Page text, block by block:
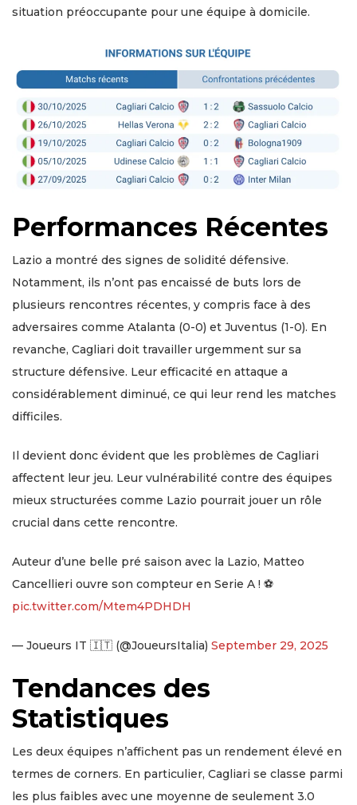
situation préoccupante pour une équipe à domicile.
Performances Récentes
Lazio a montré des signes de solidité défensive.
Notamment, ils n’ont pas encaissé de buts lors de
plusieurs rencontres récentes, y compris face à des
adversaires comme Atalanta (0-0) et Juventus (1-0). En
revanche, Cagliari doit travailler urgemment sur sa
structure défensive. Leur efficacité en attaque a
considérablement diminué, ce qui leur rend les matches
difficiles.
Il devient donc évident que les problèmes de Cagliari
affectent leur jeu. Leur vulnérabilité contre des équipes
mieux structurées comme Lazio pourrait jouer un rôle
crucial dans cette rencontre.
Auteur d’une belle pré saison avec la Lazio, Matteo
Cancellieri ouvre son compteur en Serie A ! ⚽️
pic.twitter.com/Mtem4PDHDH
— Joueurs IT 🇮🇹 (@JoueursItalia) September 29, 2025
Tendances des
Statistiques
Les deux équipes n’affichent pas un rendement élevé en
termes de corners. En particulier, Cagliari se classe parmi
les plus faibles avec une moyenne de seulement 3.0